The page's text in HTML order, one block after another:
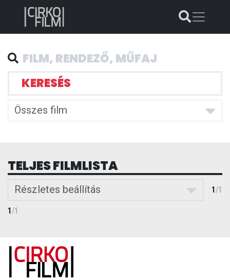
KERESÉS
Összes film
TELJES FILMLISTA
Részletes beállítás 1/1
1/1